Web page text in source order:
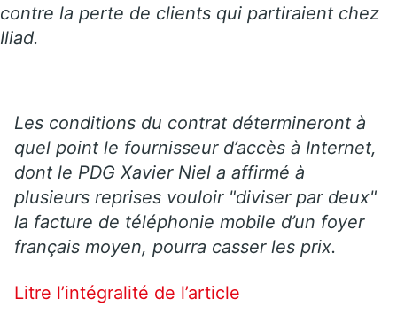
contre la perte de clients qui partiraient chez
Iliad.
Les conditions du contrat détermineront à
quel point le fournisseur d’accès à Internet,
dont le PDG Xavier Niel a affirmé à
plusieurs reprises vouloir "diviser par deux"
la facture de téléphonie mobile d’un foyer
français moyen, pourra casser les prix.
Litre l’intégralité de l’article